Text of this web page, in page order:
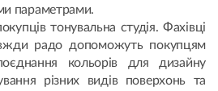
параметрами.
тонувальна студія. Фахівці
радо допоможуть покупцям
кольорів для дизайну
різних видів поверхонь та